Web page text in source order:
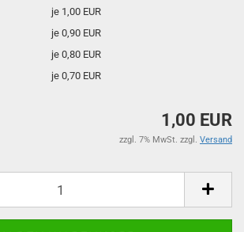
je 1,00 EUR
je 0,90 EUR
je 0,80 EUR
je 0,70 EUR
1,00 EUR
zzgl. 7% MwSt. zzgl. Versand